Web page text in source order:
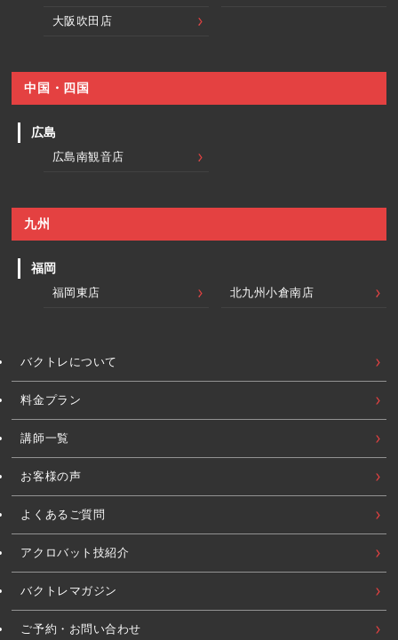
バクトレについて
料金プラン
講師一覧
お客様の声
よくあるご質問
アクロバット技紹介
バクトレマガジン
ご予約・お問い合わせ
大阪吹田店
中国・四国
広島
広島南観音店
九州
福岡
福岡東店 北九州小倉南店